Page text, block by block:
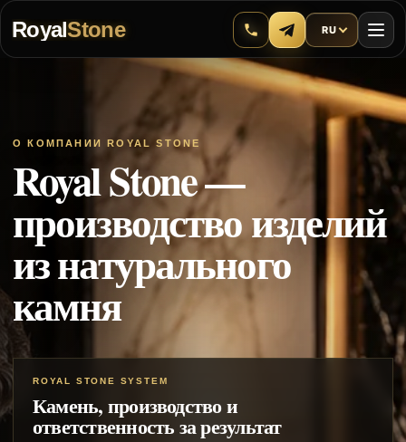
RoyalStone RU
О КОМПАНИИ ROYAL STONE
Royal Stone —
производство изделий
из натурального
камня
ROYAL STONE SYSTEM
Камень, производство и
ответственность за результат